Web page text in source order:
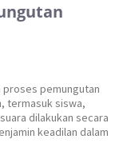
proses pemungutan
termasuk siswa,
dilakukan secara
keadilan dalam